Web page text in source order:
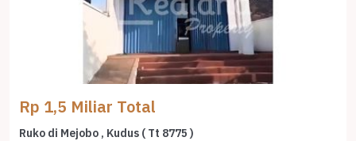
Rp 1,5 Miliar Total
Ruko di Mejobo , Kudus ( Tt 8775 )